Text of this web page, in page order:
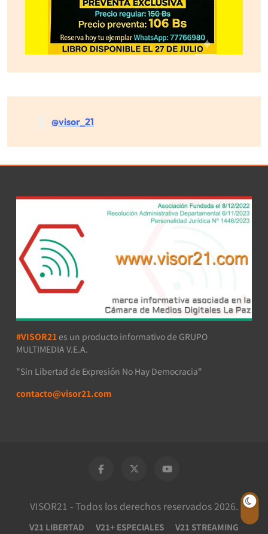
@visor_21
#VISOR21 es un producto informativo de GRUPO
MULTIMEDIA V.E.A.
"Sin Libertad de Expresión No Hay Democracia"
contacto@visor21.com
VISOR21 - Todos los derechos reservados 2026.
V21 LIBERTAD V21+ ESPECIALES V21 STREAMING